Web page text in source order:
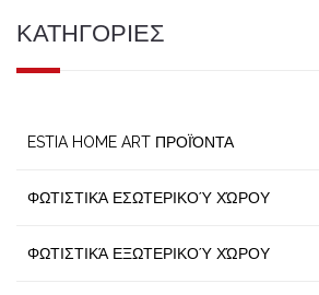
ΚΑΤΗΓΟΡΙΕΣ
ESTIA HOME ART ΠΡΟΪΌΝΤΑ
ΦΩΤΙΣΤΙΚΆ ΕΣΩΤΕΡΙΚΟΎ ΧΏΡΟΥ
ΦΩΤΙΣΤΙΚΆ ΕΞΩΤΕΡΙΚΟΎ ΧΏΡΟΥ